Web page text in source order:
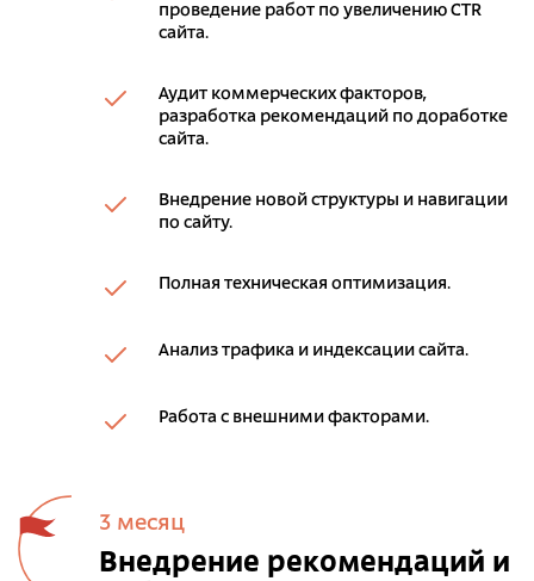
проведение работ по увеличению CTR
сайта.
Аудит коммерческих факторов,
разработка рекомендаций по доработке
сайта.
Внедрение новой структуры и навигации
по сайту.
Полная техническая оптимизация.
Анализ трафика и индексации сайта.
Работа с внешними факторами.
3 месяц
Внедрение рекомендаций и